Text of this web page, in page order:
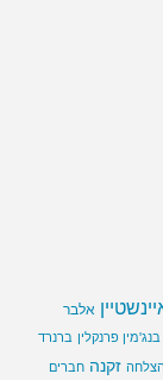
אלבר
בנג'מין פרנקלין ברנרד
הצלחה זקנה חברים